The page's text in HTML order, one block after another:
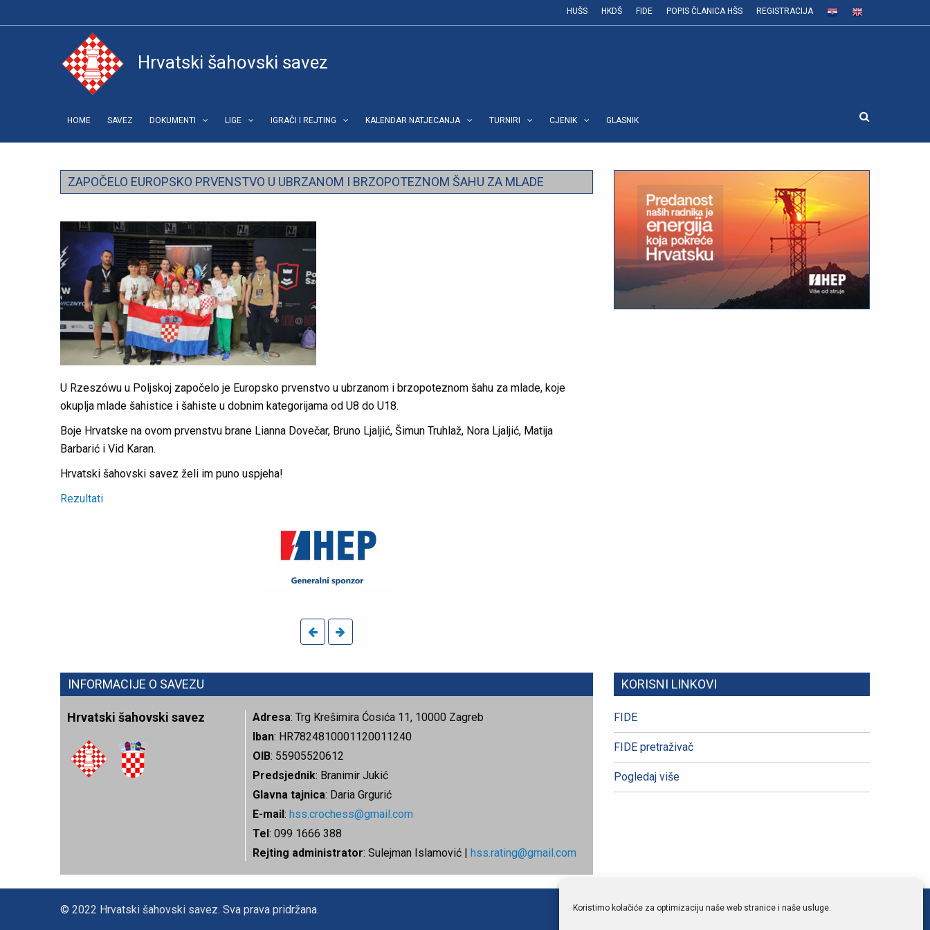
Koristimo kolačiće za optimizaciju naše web stranice i naše usluge.
HUŠS HKDŠ FIDE POPIS ČLANICA HŠS REGISTRACIJA
Hrvatski šahovski savez
HOME SAVEZ DOKUMENTI LIGE IGRAČI I REJTING KALENDAR NATJECANJA TURNIRI CJENIK GLASNIK
ZAPOČELO EUROPSKO PRVENSTVO U UBRZANOM I BRZOPOTEZNOM ŠAHU ZA MLADE
U Rzeszówu u Poljskoj započelo je Europsko prvenstvo u ubrzanom i brzopoteznom šahu za mlade, koje
okuplja mlade šahistice i šahiste u dobnim kategorijama od U8 do U18.
Boje Hrvatske na ovom prvenstvu brane Lianna Dovečar, Bruno Ljaljić, Šimun Truhlaž, Nora Ljaljić, Matija
Barbarić i Vid Karan.
Hrvatski šahovski savez želi im puno uspjeha!
Rezultati
INFORMACIJE O SAVEZU
Hrvatski šahovski savez Adresa: Trg Krešimira Ćosića 11, 10000 Zagreb
Iban: HR7824810001120011240
OIB: 55905520612
Predsjednik: Branimir Jukić
Glavna tajnica: Daria Grgurić
E-mail: hss.crochess@gmail.com
Tel: 099 1666 388
Rejting administrator: Sulejman Islamović | hss.rating@gmail.com
KORISNI LINKOVI
FIDE
FIDE pretraživač
Pogledaj više
© 2022 Hrvatski šahovski savez. Sva prava pridržana.